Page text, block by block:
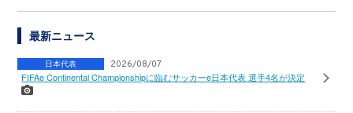
最新ニュース
日本代表 2026/08/07
FIFAe Continental Championshipに臨むサッカーe日本代表 選手4名が決定